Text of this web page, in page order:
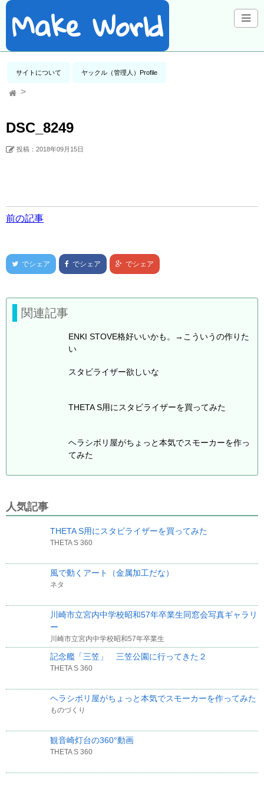
Make World
サイトについて ヤックル（管理人）Profile
DSC_8249
投稿：2018年09月15日
前の記事
でシェア でシェア でシェア
関連記事
ENKI STOVE格好いいかも。→こういうの作りた
い
スタビライザー欲しいな
THETA S用にスタビライザーを買ってみた
ヘラシボリ屋がちょっと本気でスモーカーを作っ
てみた
人気記事
THETA S用にスタビライザーを買ってみた
THETA S 360
風で動くアート（金属加工だな）
ネタ
川崎市立宮内中学校昭和57年卒業生同窓会写真ギャラリ
ー
川崎市立宮内中学校昭和57年卒業生
記念艦「三笠」 三笠公園に行ってきた２
THETA S 360
ヘラシボリ屋がちょっと本気でスモーカーを作ってみた
ものづくり
観音崎灯台の360°動画
THETA S 360